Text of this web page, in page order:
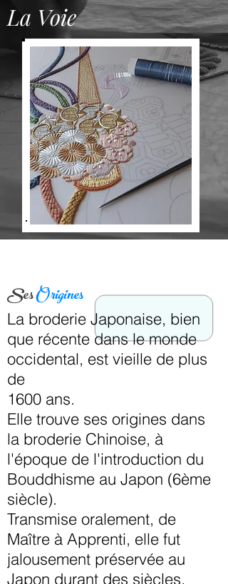
La Voie
SesOrigines
La broderie Japonaise, bien
que récente dans le monde
occidental, est vieille de plus
de
1600 ans.
Elle trouve ses origines dans
la broderie Chinoise, à
l'époque de l'introduction du
Bouddhisme au Japon (6ème
siècle).
Transmise oralement, de
Maître à Apprenti, elle fut
jalousement préservée au
Japon durant des siècles.